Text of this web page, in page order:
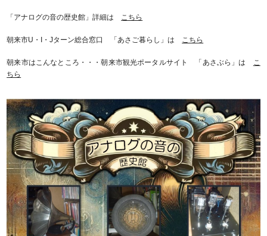
「アナログの音の歴史館」詳細は こちら
朝来市U・I・Jターン総合窓口 「あさご暮らし」は こちら
朝来市はこんなところ・・・朝来市観光ポータルサイト 「あさぶら」は こ
ちら